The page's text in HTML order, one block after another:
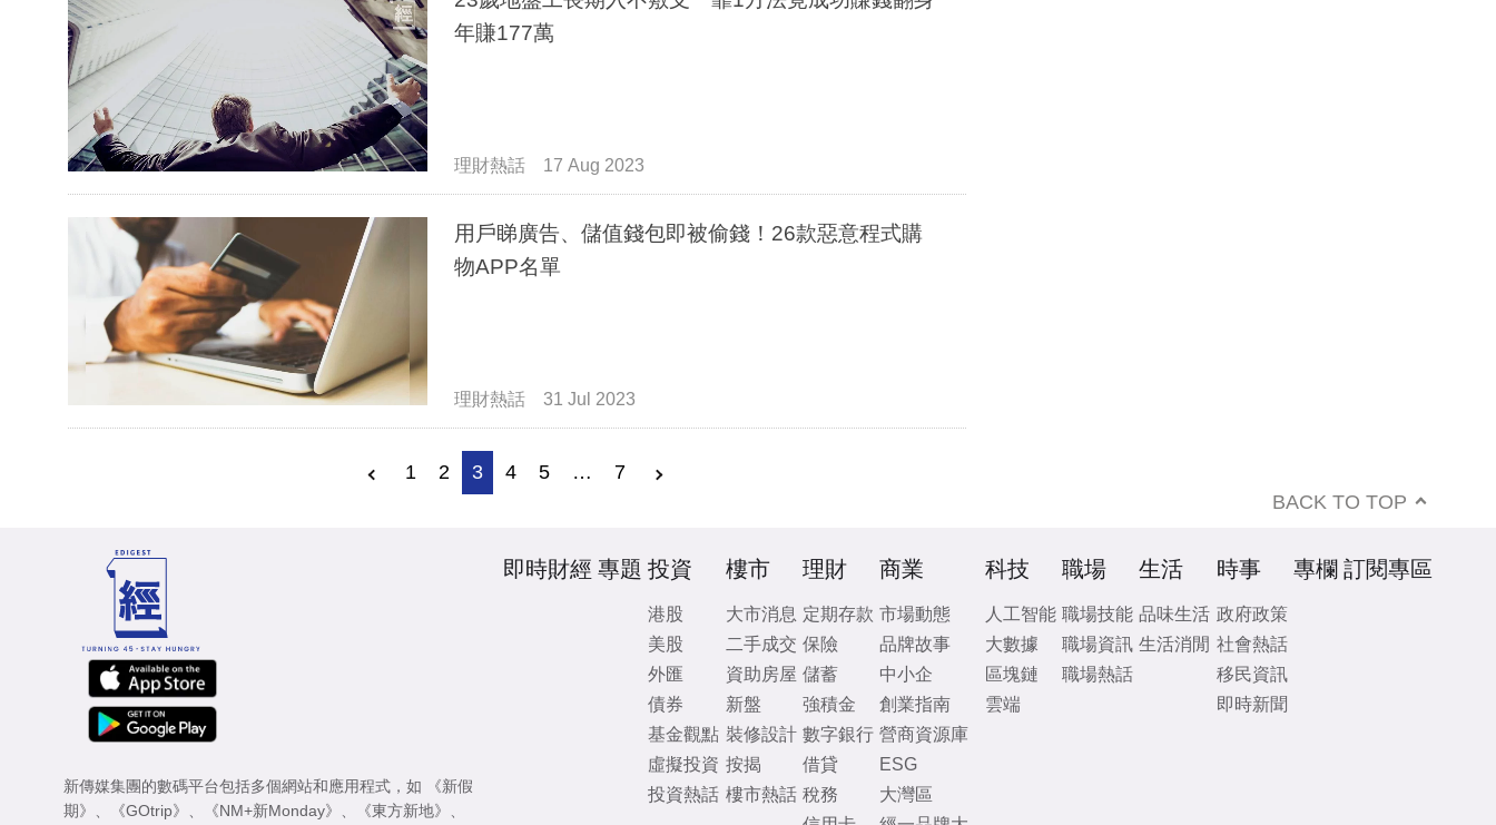
年賺177萬
理財熱話 17 Aug 2023
用戶睇廣告、儲值錢包即被偷錢！26款惡意程式購
物APP名單
理財熱話 31 Jul 2023
1 2 3 4 5 … 7
BACK TO TOP
新傳媒集團的數碼平台包括多個網站和應用程式，如
《新假
期》
《GOtrip》 《NM+新Monday》 《東方新地》
即時財經 專題 投資
港股
美股
外匯
債券
基金觀點
虛擬投資
投資熱話
樓市
大市消息
二手成交
資助房屋
新盤
裝修設計
按揭
樓市熱話
理財
定期存款
保險
儲蓄
強積金
數字銀行
借貸
稅務
商業
市場動態
品牌故事
中小企
創業指南
營商資源庫
ESG
大灣區
科技
人工智能
大數據
區塊鏈
雲端
職場
職場技能
職場資訊
職場熱話
生活
品味生活
生活消閒
時事
政府政策
社會熱話
移民資訊
即時新聞
專欄 訂閱專區